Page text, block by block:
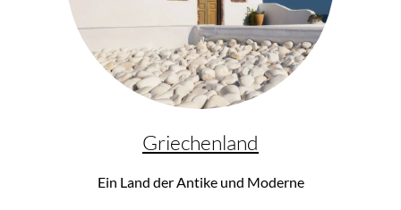
Griechenland
Ein Land der Antike und Moderne